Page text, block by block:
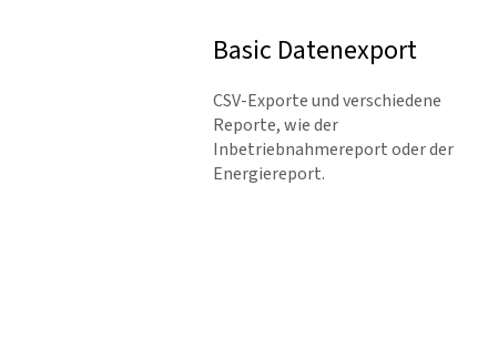
Basic Datenexport
CSV-Exporte und verschiedene
Repor­te, wie der
Inbetriebnahmereport oder der
Energiereport.